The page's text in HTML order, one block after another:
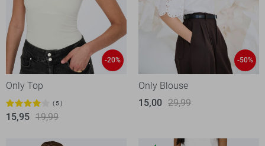
-20%
Only Top
5
15,95 19,99
-50%
Only Blouse
15,00 29,99